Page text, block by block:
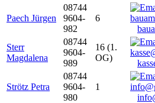
Paech Jürgen
08744
9604-
982
6
Sterr
Magdalena
08744
9604-
989
16 (1.
OG)
Strötz Petra
08744
9604-
980
1